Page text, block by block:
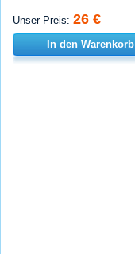
Unser Preis: 26 €
In den Warenkorb